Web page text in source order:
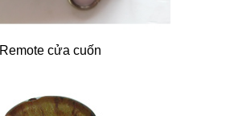
Remote cửa cuốn